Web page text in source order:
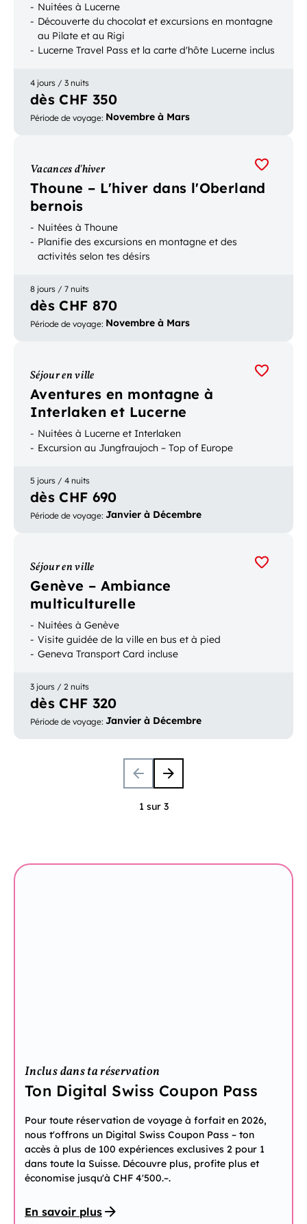
Nuitées à Lucerne
Découverte du chocolat et excursions en montagne
au Pilate et au Rigi
Lucerne Travel Pass et la carte d'hôte Lucerne inclus
4 jours / 3 nuits
dès CHF 350
Période de voyage: Novembre à Mars
Vacances d'hiver
Thoune – L'hiver dans l'Oberland
bernois
Nuitées à Thoune
Planifie des excursions en montagne et des
activités selon tes désirs
8 jours / 7 nuits
dès CHF 870
Période de voyage: Novembre à Mars
Séjour en ville
Aventures en montagne à
Interlaken et Lucerne
Nuitées à Lucerne et Interlaken
Excursion au Jungfraujoch – Top of Europe
5 jours / 4 nuits
dès CHF 690
Période de voyage: Janvier à Décembre
Séjour en ville
Genève – Ambiance
multiculturelle
Nuitées à Genève
Visite guidée de la ville en bus et à pied
Geneva Transport Card incluse
3 jours / 2 nuits
dès CHF 320
Période de voyage: Janvier à Décembre
1 sur 3
Inclus dans ta réservation
Ton Digital Swiss Coupon Pass
Pour toute réservation de voyage à forfait en 2026,
nous t'offrons un Digital Swiss Coupon Pass – ton
accès à plus de 100 expériences exclusives 2 pour 1
dans toute la Suisse. Découvre plus, profite plus et
économise jusqu'à CHF 4'500.–.
En savoir plus